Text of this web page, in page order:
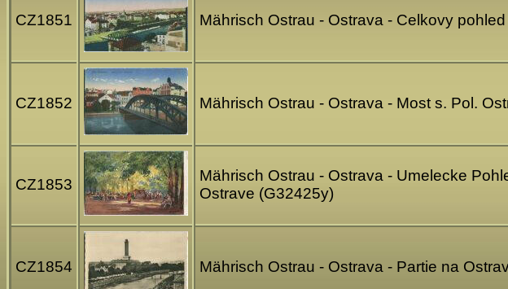
CZ1851 Mährisch Ostrau - Ostrava - Celkovy
CZ1852 Mährisch Ostrau - Ostrava - Most s. Pol.
CZ1853
Mährisch Ostrau - Ostrava - Umelecke
Ostrave (G32425y)
CZ1854 Mährisch Ostrau - Ostrava - Partie na